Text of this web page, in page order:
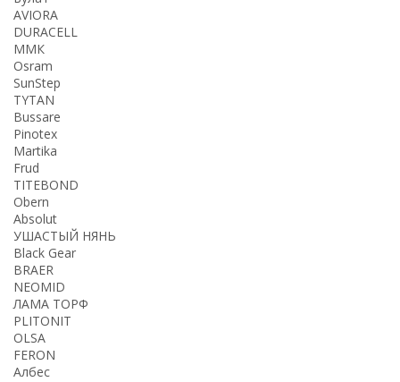
AVIORA
DURACELL
ММК
Osram
SunStep
TYTAN
Bussare
Pinotex
Martika
Frud
TITEBOND
Obern
Absolut
УШАСТЫЙ НЯНЬ
Black Gear
BRAER
NEOMID
ЛАМА ТОРФ
PLITONIT
OLSA
FERON
Албес